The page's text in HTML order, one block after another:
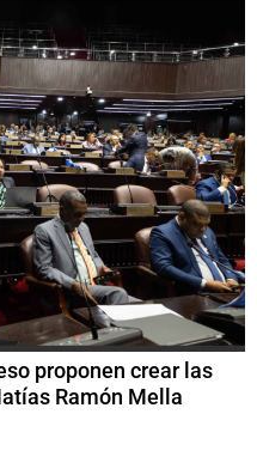
proponen crear las
Ramón Mella